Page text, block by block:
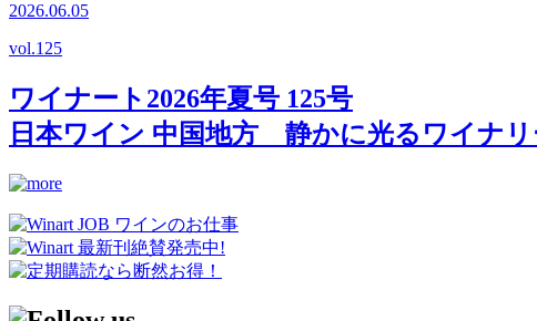
2026.06.05
vol.125
ワイナート2026年夏号 125号
日本ワイン 中国地方 静かに光るワイナ